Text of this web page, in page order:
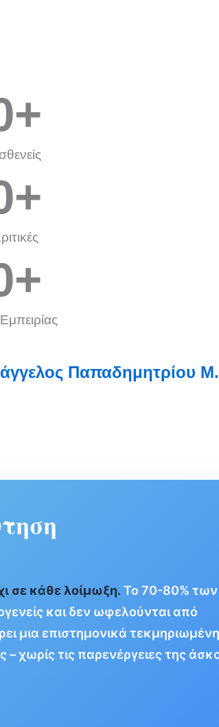
+
+
+
Παπαδημητρίου
σε κάθε λοίμωξη. Το 70-80% των
και δεν ωφελούνται από
μια επιστημονικά τεκμηριωμένη
– χωρίς τις παρενέργειες της